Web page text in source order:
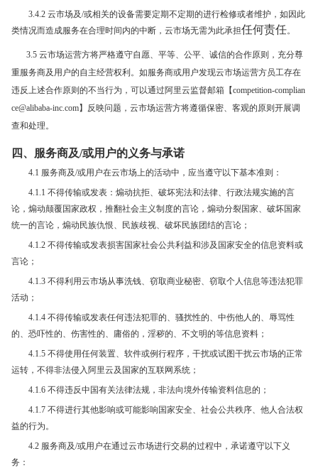
3.4.2 云市场及/或相关的设备需要定期不定期的进行检修或者维护，如因此
类情况而造成服务在合理时间内的中断，云市场无需为此承担任何责任。
3.5 云市场运营方将严格遵守自愿、平等、公平、诚信的合作原则，充分尊
重服务商及用户的自主经营权利。如服务商或用户发现云市场运营方员工存在
违反上述合作原则的不当行为，可以通过阿里云监督邮箱【competition-complian
ce@alibaba-inc.com】反映问题，云市场运营方将遵循保密、客观的原则开展调
查和处理。
四、服务商及/或用户的义务与承诺
4.1 服务商及/或用户在云市场上的活动中，应当遵守以下基本准则：
4.1.1 不得传输或发表：煽动抗拒、破坏宪法和法律、行政法规实施的言
论，煽动颠覆国家政权，推翻社会主义制度的言论，煽动分裂国家、破坏国家
统一的言论，煽动民族仇恨、民族歧视、破坏民族团结的言论；
4.1.2 不得传输或发表损害国家社会公共利益和涉及国家安全的信息资料或
言论；
4.1.3 不得利用云市场从事洗钱、窃取商业秘密、窃取个人信息等违法犯罪
活动；
4.1.4 不得传输或发表任何违法犯罪的、骚扰性的、中伤他人的、辱骂性
的、恐吓性的、伤害性的、庸俗的，淫秽的、不文明的等信息资料；
4.1.5 不得使用任何装置、软件或例行程序，干扰或试图干扰云市场的正常
运转，不得非法侵入阿里云及国家的互联网系统；
4.1.6 不得违反中国有关法律法规，非法向境外传输资料信息的；
4.1.7 不得进行其他影响或可能影响国家安全、社会公共秩序、他人合法权
益的行为。
4.2 服务商及/或用户在通过云市场进行交易的过程中，承诺遵守以下义
务：